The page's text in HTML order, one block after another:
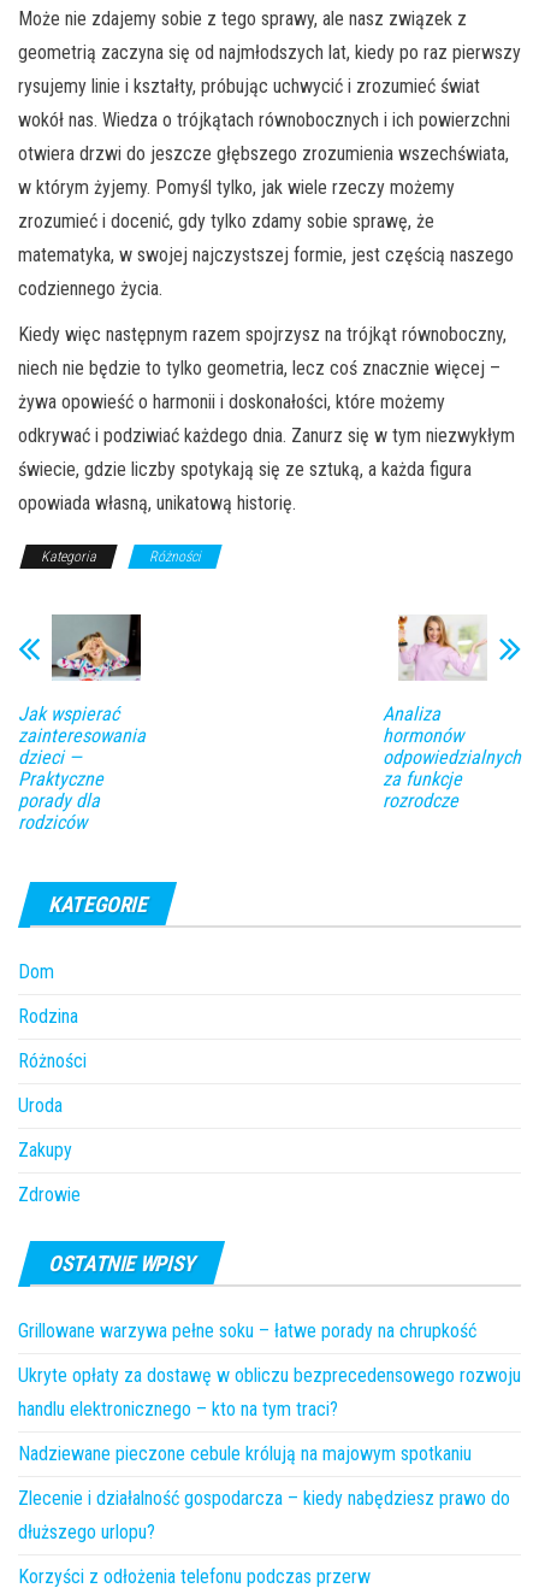
Może nie zdajemy sobie z tego sprawy, ale nasz związek z
geometrią zaczyna się od najmłodszych lat, kiedy po raz pierwszy
rysujemy linie i kształty, próbując uchwycić i zrozumieć świat
wokół nas. Wiedza o trójkątach równobocznych i ich powierzchni
otwiera drzwi do jeszcze głębszego zrozumienia wszechświata,
w którym żyjemy. Pomyśl tylko, jak wiele rzeczy możemy
zrozumieć i docenić, gdy tylko zdamy sobie sprawę, że
matematyka, w swojej najczystszej formie, jest częścią naszego
codziennego życia.
Kiedy więc następnym razem spojrzysz na trójkąt równoboczny,
niech nie będzie to tylko geometria, lecz coś znacznie więcej –
żywa opowieść o harmonii i doskonałości, które możemy
odkrywać i podziwiać każdego dnia. Zanurz się w tym niezwykłym
świecie, gdzie liczby spotykają się ze sztuką, a każda figura
opowiada własną, unikatową historię.
Kategoria Różności
Jak wspierać
zainteresowania
dzieci —
Praktyczne
porady dla
rodziców
Analiza
hormonów
odpowiedzialnych
za funkcje
rozrodcze
KATEGORIE
Dom
Rodzina
Różności
Uroda
Zakupy
Zdrowie
OSTATNIE WPISY
Grillowane warzywa pełne soku – łatwe porady na chrupkość
Ukryte opłaty za dostawę w obliczu bezprecedensowego rozwoju
handlu elektronicznego – kto na tym traci?
Nadziewane pieczone cebule królują na majowym spotkaniu
Zlecenie i działalność gospodarcza – kiedy nabędziesz prawo do
dłuższego urlopu?
Korzyści z odłożenia telefonu podczas przerw